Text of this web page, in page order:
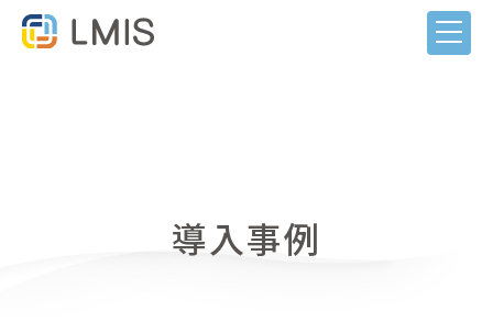
導入事例